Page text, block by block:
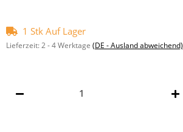
1 Stk Auf Lager
Lieferzeit:2 - 4 Werktage (DE - Ausland abweichend)